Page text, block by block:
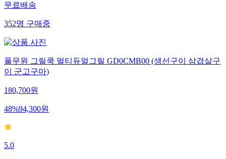
무료배송
352명구매중
풀무원 그릴쿡 멀티듀얼그릴 GD0CMB00 (생선구이 삼겹살구
이 군고구마)
180,700원
48%94,300원
5.0